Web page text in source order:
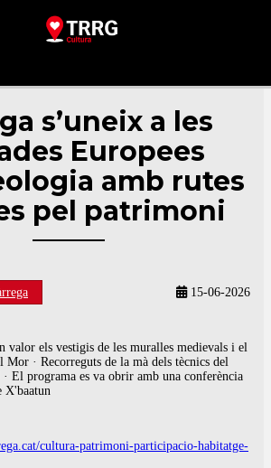
s’uneix a les
Europees
amb rutes
pel patrimoni
15-06-2026
valor els vestigis de les muralles medievals i el
Mor · Recorreguts de la mà dels tècnics del
El programa es va obrir amb una conferència
X'baatun
cultura-patrimoni-participacio-habitatge-